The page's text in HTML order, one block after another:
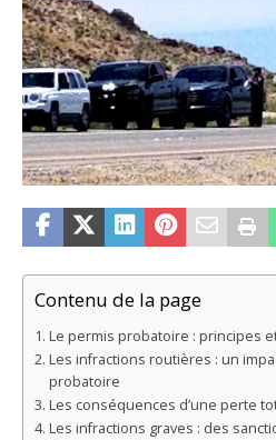
Contenu de la page
Le permis probatoire : principes
Les infractions routières : un
probatoire
Les conséquences d’une perte
Les infractions graves : des